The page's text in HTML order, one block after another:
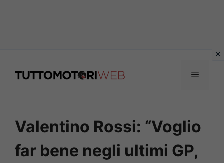
Menu
Valentino Rossi: “Voglio
far bene negli ultimi GP,